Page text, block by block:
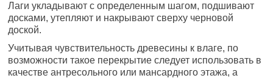
Лаги укладывают с определенным шагом, подшивают
досками, утепляют и накрывают сверху черновой
доской.
Учитывая чувствительность древесины к влаге, по
возможности такое перекрытие следует использовать в
качестве антресольного или мансардного этажа, а